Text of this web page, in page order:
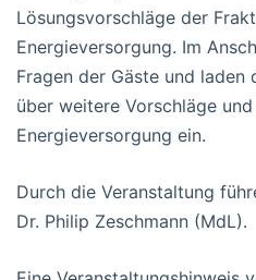
Lösungsvorschläge der
Energieversorgung. Im
Fragen der Gäste und laden
über weitere Vorschläge
Energieversorgung ein.
Durch die Veranstaltung
Dr. Philip Zeschmann (MdL).